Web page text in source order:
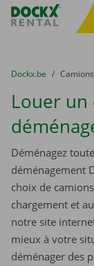
sitename
You are here:
du
Dockx.be to
Louer un
Déménagez
déménagement
choix de
chargement et
notre site
mieux à votre
déménager des